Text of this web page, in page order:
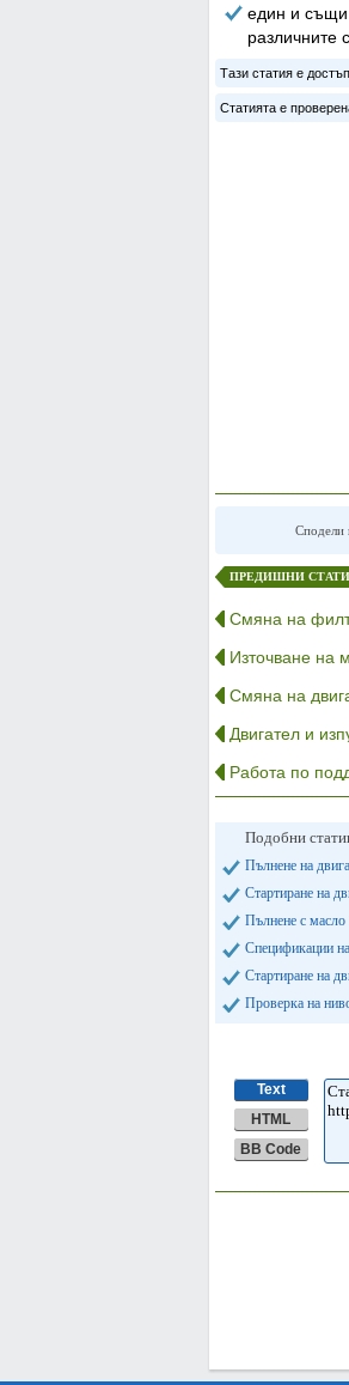
един и същи
различните
Тази статия е
Статията е
Сподели
ПРЕДИШНИ
Смяна на
Източване на
Смяна на
Двигател и
Работа по
Подобни
Пълнене на
Стартиране на
Пълнене с масло
Спецификации
Стартиране на
Проверка на
Text
HTML
BB Code